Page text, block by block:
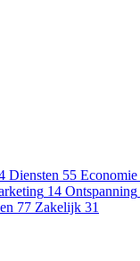
Diensten 55 Economie
14 Ontspanning
77 Zakelijk 31